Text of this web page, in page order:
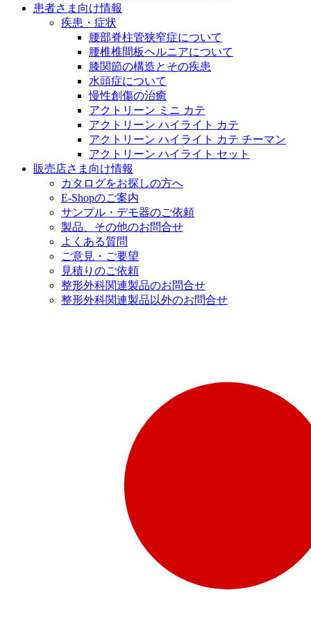
販売代理店さま向け情報​
お問合せ先、価格情報、E-Shopのご案内など販売店さ
「水頭症」とはどのような疾患なのでしょう。成人に
医療に携わるあらゆる方々に、学びと情報共有の場を
お問合せフォームより、ご質問をお送りください。
患者さま向け情報
疾患・症状
腰部脊柱管狭窄症について
腰椎椎間板ヘルニアについて
膝関節の構造とその疾患
水頭症について
慢性創傷の治癒
アクトリーン ミニ カテ
アクトリーン ハイライト カテ
アクトリーン ハイライト カテ チーマン
アクトリーン ハイライト セット
販売店さま向け情報
カタログをお探しの方へ
E-Shopのご案内
サンプル・デモ器のご依頼
製品、その他のお問合せ
よくある質問
ご意見・ご要望
見積りのご依頼
整形外科関連製品のお問合せ
整形外科関連製品以外のお問合せ